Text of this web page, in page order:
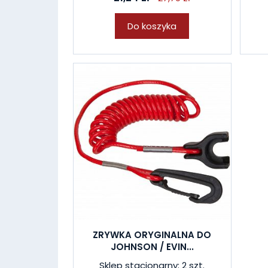
Do koszyka
ZRYWKA ORYGINALNA DO
JOHNSON / EVIN...
Sklep stacjonarny: 2 szt.